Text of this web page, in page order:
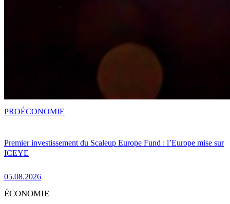
Premier investissement du Scaleup Europe Fund : l’Europe mise sur
ICEYE
05.08.2026
PROÉCONOMIE
ÉCONOMIE